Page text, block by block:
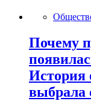
Почему
История
выбрала